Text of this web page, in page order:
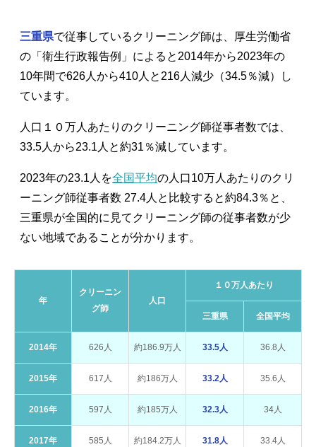
三重県で従事しているクリーニング師は、厚生労働省
の「衛生行政報告例」によると2014年から2023年の
10年間で626人から410人と216人減少（34.5％減）し
ています。
人口１０万人あたりのクリーニング師従事者数では、
33.5人から23.1人と約31％減しています。
2023年の23.1人を全国平均の人口10万人あたりのクリ
ーニング師従事者数 27.4人と比較すると約84.3％と、
三重県が全国的に見てクリーニング師の従事者数が少
ない地域であることが分かります。
年
クリーニン
グ師
人口
１０万人あたり
三重県 全国平均
2014年 626人 約186.9万人 33.5人 36.8人
2015年 617人 約186万人 33.2人 35.6人
2016年 597人 約185万人 32.3人 34人
2017年 585人 約184.2万人 31.8人 33.4人